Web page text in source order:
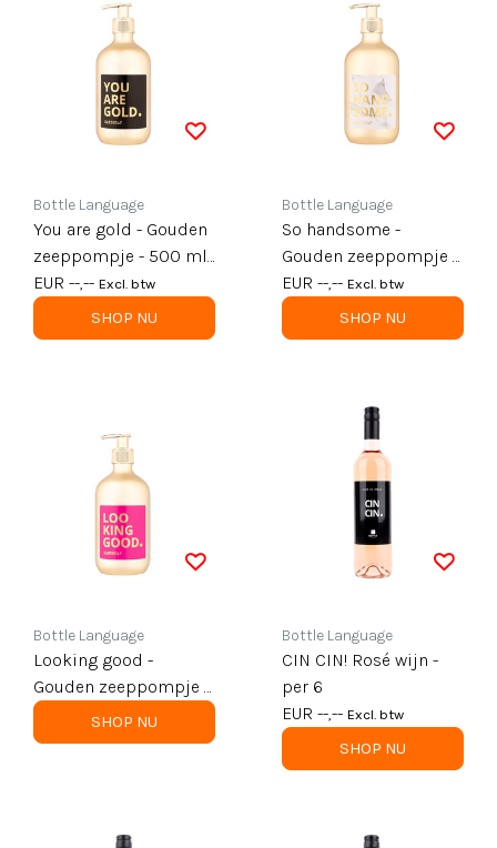
Bottle Language
You are gold - Gouden
zeeppompje - 500 ml
- per 6
EUR --,-- Excl. btw
SHOP NU
Bottle Language
So handsome -
Gouden zeeppompje -
500 ml - per 6
EUR --,-- Excl. btw
SHOP NU
Bottle Language
Looking good -
Gouden zeeppompje -
500 ml - per 6
SHOP NU
Bottle Language
CIN CIN! Rosé wijn -
per 6
EUR --,-- Excl. btw
SHOP NU